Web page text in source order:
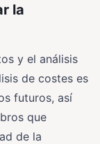
la
y el análisis
de costes es
futuros, así
que
de la